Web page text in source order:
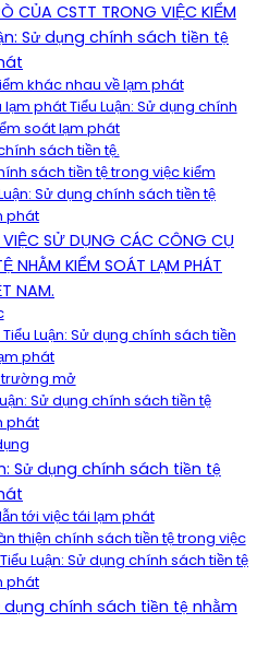
CỦA CSTT TRONG VIỆC KIỂM
Sử dụng chính sách tiền tệ
khác nhau về lạm phát
phát Tiểu Luận: Sử dụng chính
soát lạm phát
sách tiền tệ.
sách tiền tệ trong việc kiểm
Sử dụng chính sách tiền tệ
phát
SỬ DỤNG CÁC CÔNG CỤ
NHẰM KIỂM SOÁT LẠM PHÁT
NAM.
Luận: Sử dụng chính sách tiền
phát
trường mở
Sử dụng chính sách tiền tệ
phát
Sử dụng chính sách tiền tệ
tới việc tái lạm phát
thiện chính sách tiền tệ trong việc
Luận: Sử dụng chính sách tiền tệ
phát
dụng chính sách tiền tệ nhằm